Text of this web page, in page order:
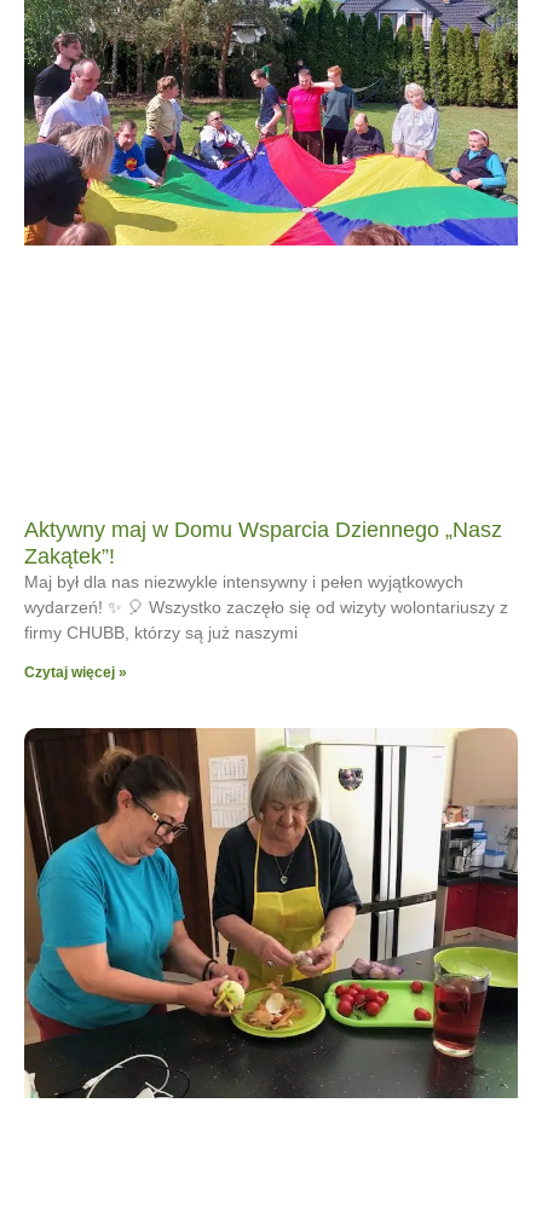
Aktywny maj w Domu Wsparcia Dziennego „Nasz
Zakątek”!
Maj był dla nas niezwykle intensywny i pełen wyjątkowych
wydarzeń! ✨ 🎈 Wszystko zaczęło się od wizyty wolontariuszy z
firmy CHUBB, którzy są już naszymi
Czytaj więcej »